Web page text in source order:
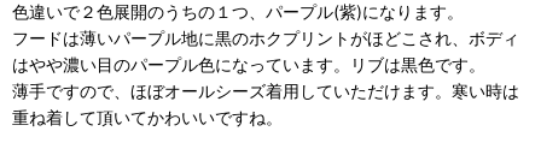
色違いで２色展開のうちの１つ、パープル(紫)になります。
フードは薄いパープル地に黒のホクプリントがほどこされ、ボディ
はやや濃い目のパープル色になっています。リブは黒色です。
薄手ですので、ほぼオールシーズ着用していただけます。寒い時は
重ね着して頂いてかわいいですね。